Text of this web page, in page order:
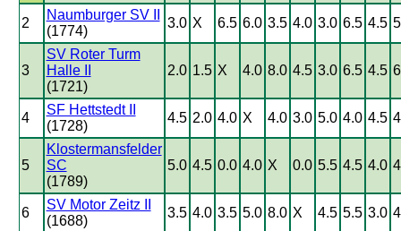
2
Naumburger SV II
(1774)
3.0 X 6.5 6.0 3.5 4.0 3.0 6.5 4.5
3
SV Roter Turm
Halle II
(1721)
2.0 1.5 X 4.0 8.0 4.5 3.0 6.5 4.5
4
SF Hettstedt II
(1728)
4.5 2.0 4.0 X 4.0 3.0 5.0 4.0 4.5
5
Klostermansfelder
SC
(1789)
5.0 4.5 0.0 4.0 X 0.0 5.5 4.5 4.0
6
SV Motor Zeitz II
(1688)
3.5 4.0 3.5 5.0 8.0 X 4.5 5.5 3.0